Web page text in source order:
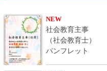
NEW
社会教育主事
（社会教育士）
パンフレット